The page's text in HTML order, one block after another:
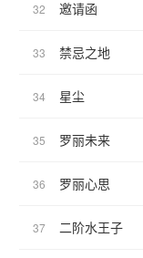
32 邀请函
33 禁忌之地
34 星尘
35 罗丽未来
36 罗丽心思
37 二阶水王子